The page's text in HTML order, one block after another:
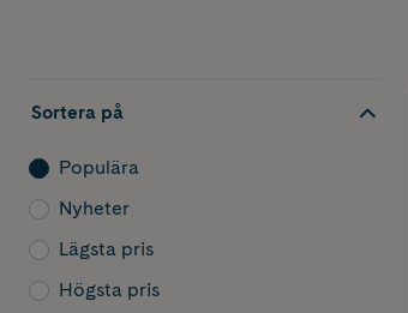
Sortera på
Populära
Nyheter
Lägsta pris
Högsta pris